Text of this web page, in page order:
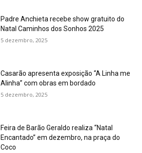
Padre Anchieta recebe show gratuito do
Natal Caminhos dos Sonhos 2025
5 dezembro, 2025
Casarão apresenta exposição “A Linha me
Alinha” com obras em bordado
5 dezembro, 2025
Feira de Barão Geraldo realiza “Natal
Encantado” em dezembro, na praça do
Coco